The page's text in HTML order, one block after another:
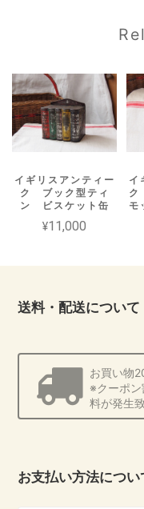
イギリスアンティー
ク ブック型ティ
ン ビスケット缶
¥11,000
イ
モ
送料・配送について
お買い物
※クーポ
料が発生
お支払い方法につい